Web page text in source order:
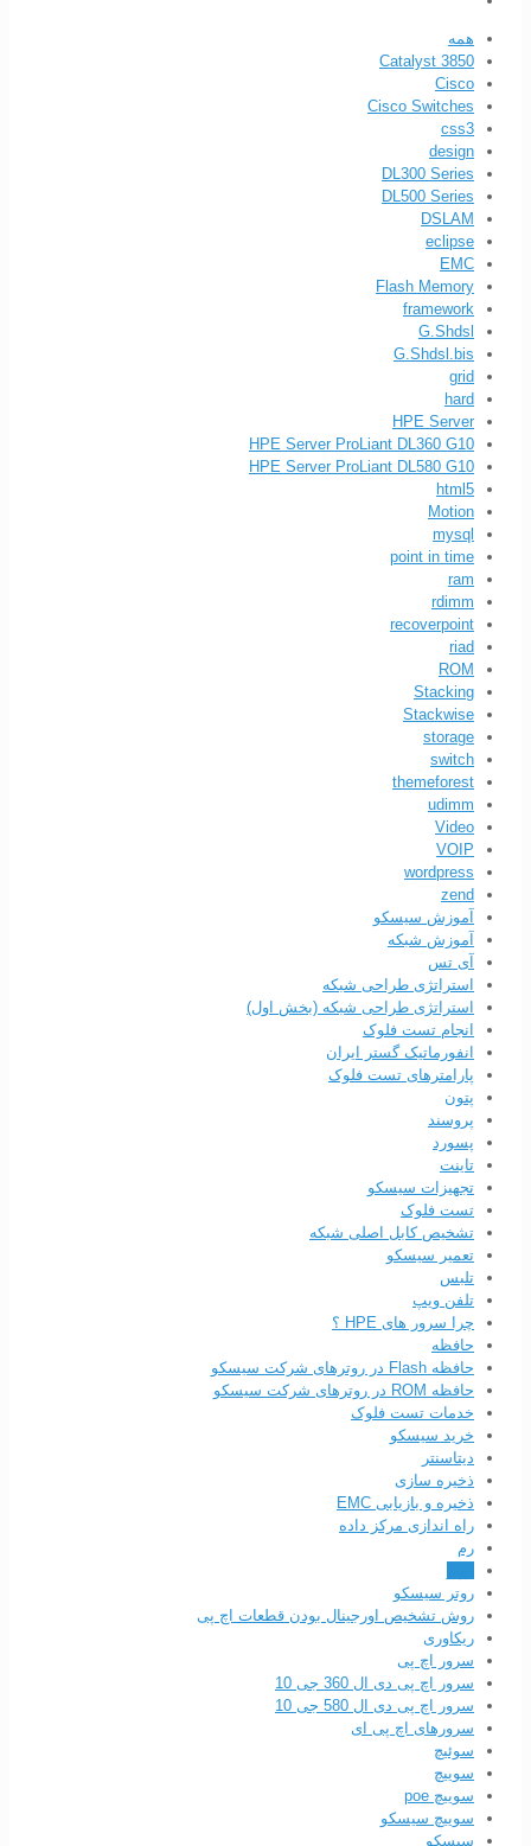
همه
Catalyst 3850
Cisco
Cisco Switches
css3
design
DL300 Series
DL500 Series
DSLAM
eclipse
EMC
Flash Memory
framework
G.Shdsl
G.Shdsl.bis
grid
hard
HPE Server
HPE Server ProLiant DL360 G10
HPE Server ProLiant DL580 G10
html5
Motion
mysql
point in time
ram
rdimm
recoverpoint
riad
ROM
Stacking
Stackwise
storage
switch
themeforest
udimm
Video
VOIP
wordpress
zend
آموزش سیسکو
آموزش شبکه
آی تس
استراتژی طراحی شبکه
استراتژی طراحی شبکه (بخش اول)
انجام تست فلوک
انفورماتیک گستر ایران
پارامترهای تست فلوک
پتون
پروسند
پسورد
تاینت
تجهیزات سیسکو
تست فلوک
تشخیص کابل اصلی شبکه
تعمیر سیسکو
تلبس
تلفن ویپ
چرا سرور های HPE ؟
حافظه
حافظه Flash در روترهای شرکت سیسکو
حافظه ROM در روترهای شرکت سیسکو
خدمات تست فلوک
خرید سیسکو
دیتاسنتر
ذخیره سازی
ذخیره و بازیابی EMC
راه اندازی مرکز داده
رم
روتر سیسکو
روش تشخیص اورجینال بودن قطعات اچ پی
ریکاوری
سرور اچ پی
سرور اچ پی دی ال 360 جی 10
سرور اچ پی دی ال 580 جی 10
سرورهای اچ پی ای
سوئیچ
سوییچ
سوییچ poe
سوییچ سیسکو
سیسکو